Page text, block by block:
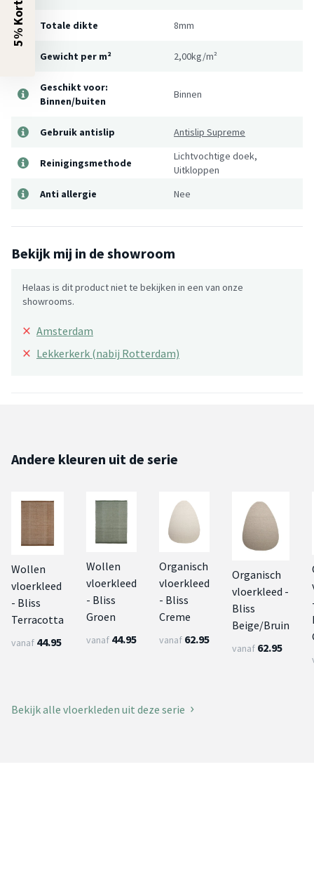
Totale dikte 8mm
Gewicht per m² 2,00kg/m²
Geschikt voor:
Binnen/buiten
Binnen
Gebruik antislip Antislip Supreme
Reinigingsmethode
Lichtvochtige doek,
Uitkloppen
Anti allergie
Nee
Bekijk mij in de showroom
Helaas is dit product niet te bekijken in een van onze
showrooms.
× Amsterdam
× Lekkerkerk (nabij Rotterdam)
Andere kleuren uit de serie
Wollen
vloerkleed
- Bliss
Terracotta
vanaf 44.95
Wollen
vloerkleed
- Bliss
Groen
vanaf 44.95
Organisch
vloerkleed
- Bliss
Creme
vanaf 62.95
Organisch
vloerkleed -
Bliss
Beige/Bruin
vanaf 62.95
Bekijk alle vloerkleden uit deze serie